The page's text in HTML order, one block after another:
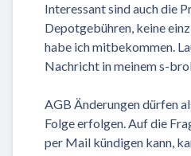
Interessant sind auch die
Depotgebühren, keine
habe ich mitbekommen.
Nachricht in meinem s-
AGB Änderungen dürfen
Folge erfolgen. Auf die
per Mail kündigen kann,